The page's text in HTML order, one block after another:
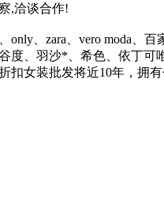
,洽谈合作!
、zara、vero moda、
度、羽沙*、希色、依丁
女装批发将近10年，拥有